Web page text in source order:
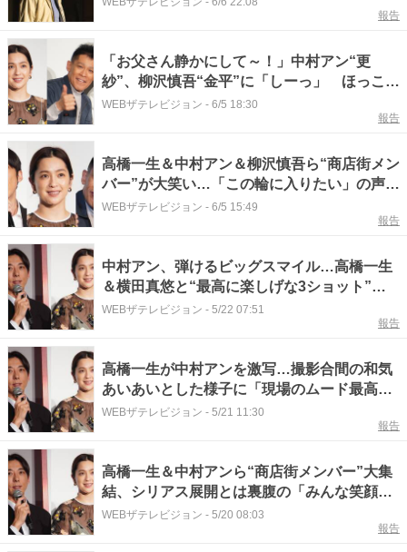
報告
「お父さん静かにして～！」中村アン“更
紗”、柳沢慎吾“金平”に「しーっ」 ほっこり
オフショ＜リボーン 〜最後のヒーロー〜＞
WEBザテレビジョン - 6/5 18:30
報告
高橋一生＆中村アン＆柳沢慎吾ら“商店街メン
バー”が大笑い…「この輪に入りたい」の声＜
リボーン 〜最後のヒーロー〜＞
WEBザテレビジョン - 6/5 15:49
報告
中村アン、弾けるビッグスマイル…高橋一生
＆横田真悠と“最高に楽しげな3ショット”に
「ハッピーになる」の声＜リボーン 〜最後の
WEBザテレビジョン - 5/22 07:51
報告
高橋一生が中村アンを激写…撮影合間の和気
あいあいとした様子に「現場のムード最高」
の声＜リボーン 〜最後のヒーロー〜＞
WEBザテレビジョン - 5/21 11:30
報告
高橋一生＆中村アンら“商店街メンバー”大集
結、シリアス展開とは裏腹の「みんな笑顔」
に反響＜リボーン 〜最後のヒーロー〜＞
WEBザテレビジョン - 5/20 08:03
報告